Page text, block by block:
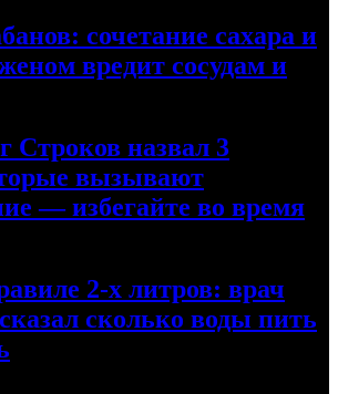
сочетание сахара и
вредит сосудам и
Строков назвал 3
вызывают
— избегайте во время
2-х литров: врач
сколько воды пить